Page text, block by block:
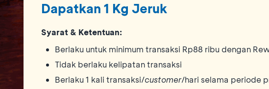
Dapatkan 1 Kg Jeruk
Syarat & Ketentuan:
Berlaku untuk minimum transaksi Rp88 ribu dengan
Tidak berlaku kelipatan transaksi
Berlaku 1 kali transaksi/customer/hari selama periode